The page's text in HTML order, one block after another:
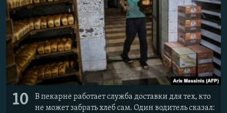
10
В пекарне работает служба доставки для тех, кто
не может забрать хлеб сам. Один водитель сказал: